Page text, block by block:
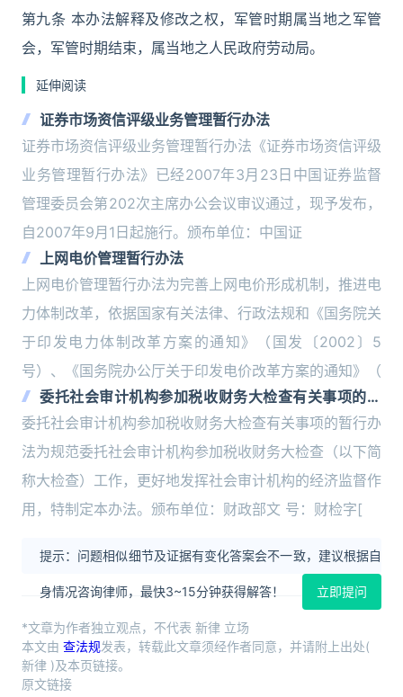
第九条 本办法解释及修改之权，军管时期属当地之军管
会，军管时期结束，属当地之人民政府劳动局。
延伸阅读
证券市场资信评级业务管理暂行办法
证券市场资信评级业务管理暂行办法《证券市场资信评级
业务管理暂行办法》已经2007年3月23日中国证券监督
管理委员会第202次主席办公会议审议通过，现予发布，
自2007年9月1日起施行。颁布单位：中国证
上网电价管理暂行办法
上网电价管理暂行办法为完善上网电价形成机制，推进电
力体制改革，依据国家有关法律、行政法规和《国务院关
于印发电力体制改革方案的通知》（国发〔2002〕5
号）、《国务院办公厅关于印发电价改革方案的通知》（
委托社会审计机构参加税收财务大检查有关事项的暂
行办法
委托社会审计机构参加税收财务大检查有关事项的暂行办
法为规范委托社会审计机构参加税收财务大检查（以下简
称大检查）工作，更好地发挥社会审计机构的经济监督作
用，特制定本办法。颁布单位：财政部文 号：财检字[
提示：问题相似细节及证据有变化答案会不一致，建议根据自
身情况咨询律师，最快3~15分钟获得解答！ 立即提问
*文章为作者独立观点，不代表 新律 立场
本文由 查法规发表，转载此文章须经作者同意，并请附上出处(
新律 )及本页链接。
原文链接